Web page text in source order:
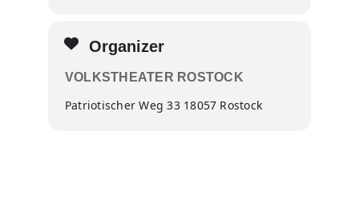
Organizer
VOLKSTHEATER ROSTOCK
Patriotischer Weg 33 18057 Rostock